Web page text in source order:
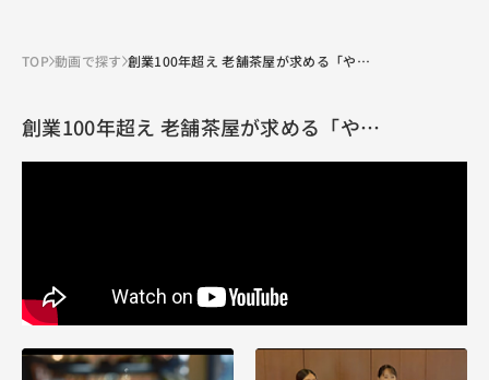
TOP 動画で探す 創業100年超え 老舗茶屋が求める「や…
創業100年超え 老舗茶屋が求める「や…